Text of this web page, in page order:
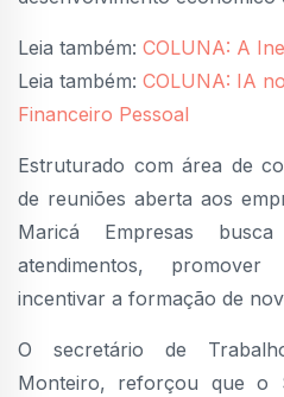
Leia também: COLUNA: A
Leia também: COLUNA: IA
Financeiro Pessoal
Estruturado com área de
de reuniões aberta aos
Maricá Empresas
atendimentos,
incentivar a formação de
O secretário de
Monteiro, reforçou que o